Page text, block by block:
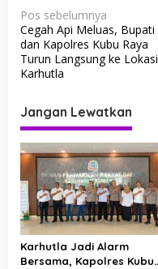
N
a
v
i
g
a
s
i
p
o
s
Pos sebelumnya
Cegah Api Meluas, Bupati
dan Kapolres Kubu Raya
Turun Langsung ke Lokasi
Karhutla
Jangan Lewatkan
Karhutla Jadi Alarm
Bersama, Kapolres Kubu